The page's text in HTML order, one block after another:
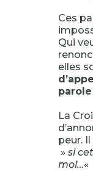
Ces
Qui
elles
La
peur.
» si
moi…«